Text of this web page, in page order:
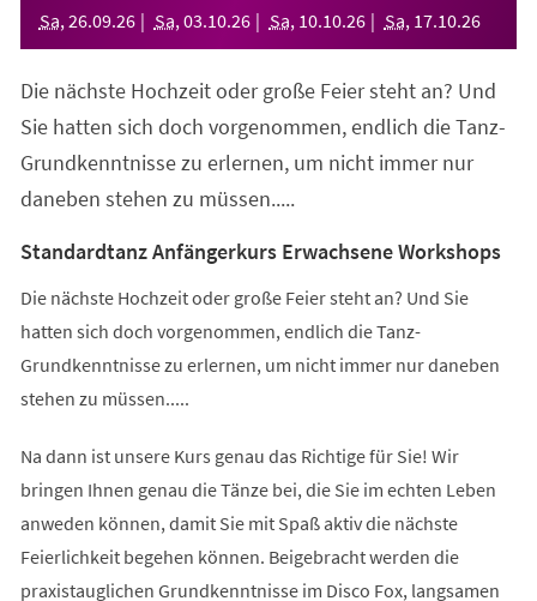
Sa, 26.09.26 Sa, 03.10.26 Sa, 10.10.26 Sa, 17.10.26
Die nächste Hochzeit oder große Feier steht an? Und
Sie hatten sich doch vorgenommen, endlich die Tanz-
Grundkenntnisse zu erlernen, um nicht immer nur
daneben stehen zu müssen.....
Standardtanz Anfängerkurs Erwachsene Workshops
Die nächste Hochzeit oder große Feier steht an? Und Sie
hatten sich doch vorgenommen, endlich die Tanz-
Grundkenntnisse zu erlernen, um nicht immer nur daneben
stehen zu müssen.....
Na dann ist unsere Kurs genau das Richtige für Sie! Wir
bringen Ihnen genau die Tänze bei, die Sie im echten Leben
anweden können, damit Sie mit Spaß aktiv die nächste
Feierlichkeit begehen können. Beigebracht werden die
praxistauglichen Grundkenntnisse im Disco Fox, langsamen